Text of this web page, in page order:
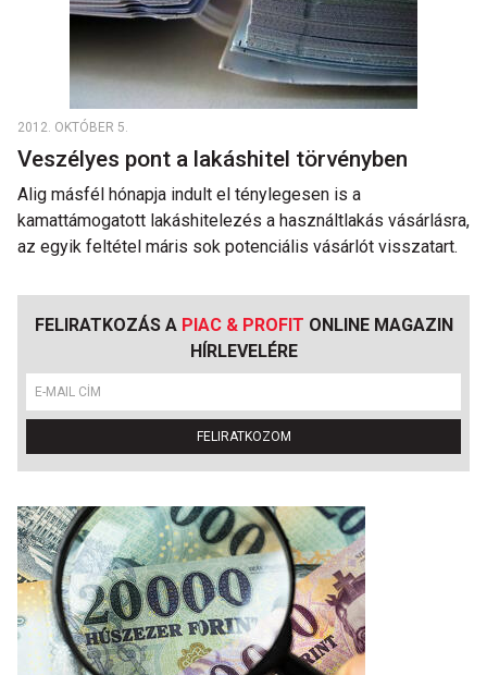
2012. OKTÓBER 5.
Veszélyes pont a lakáshitel törvényben
Alig másfél hónapja indult el ténylegesen is a
kamattámogatott lakáshitelezés a használtlakás vásárlásra,
az egyik feltétel máris sok potenciális vásárlót visszatart.
FELIRATKOZÁS A PIAC & PROFIT ONLINE MAGAZIN
HÍRLEVELÉRE
FELIRATKOZOM